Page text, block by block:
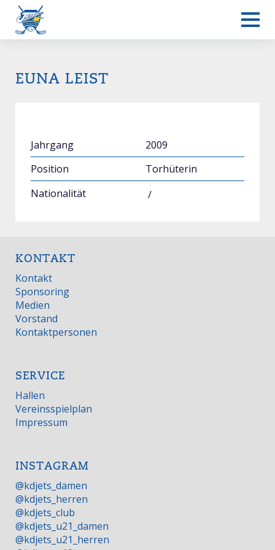
EUNA LEIST
Jahrgang
2009
Position
Torhüterin
Nationalität
/
KONTAKT
Kontakt
Sponsoring
Medien
Vorstand
Kontaktpersonen
SERVICE
Hallen
Vereinsspielplan
Impressum
INSTAGRAM
@kdjets_damen
@kdjets_herren
@kdjets_club
@kdjets_u21_damen
@kdjets_u21_herren